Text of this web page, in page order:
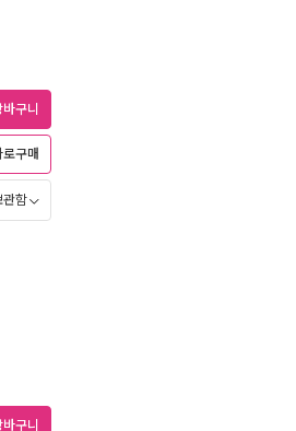
구니
로구매
관함
구니